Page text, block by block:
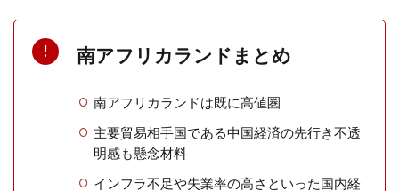
南アフリカランドまとめ
南アフリカランドは既に高値圏
主要貿易相手国である中国経済の先行き不透
明感も懸念材料
インフラ不足や失業率の高さといった国内経